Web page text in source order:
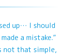
up… I should
a mistake.”
not that simple,